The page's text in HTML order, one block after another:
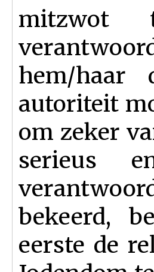
mitzwot
hem/
autoriteit
om zeker
serieus
bekeerd,
eerste de